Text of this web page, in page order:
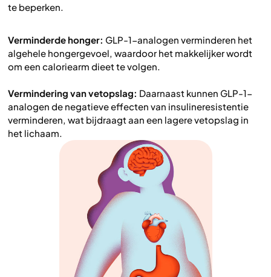
te beperken.
Verminderde honger: GLP-1-analogen verminderen het
algehele hongergevoel, waardoor het makkelijker wordt
om een caloriearm dieet te volgen.
Vermindering van vetopslag: Daarnaast kunnen GLP-1-
analogen de negatieve effecten van insulineresistentie
verminderen, wat bijdraagt aan een lagere vetopslag in
het lichaam.